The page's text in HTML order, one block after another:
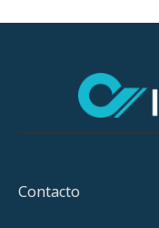
Contacto